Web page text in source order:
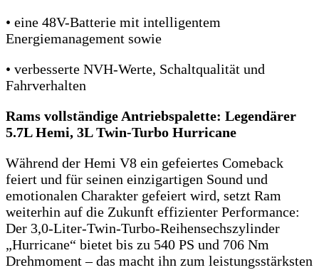
• eine 48V-Batterie mit intelligentem
Energiemanagement sowie
• verbesserte NVH-Werte, Schaltqualität und
Fahrverhalten
Rams vollständige Antriebspalette: Legendärer
5.7L Hemi, 3L Twin-Turbo Hurricane
Während der Hemi V8 ein gefeiertes Comeback
feiert und für seinen einzigartigen Sound und
emotionalen Charakter gefeiert wird, setzt Ram
weiterhin auf die Zukunft effizienter Performance:
Der 3,0-Liter-Twin-Turbo-Reihensechszylinder
„Hurricane“ bietet bis zu 540 PS und 706 Nm
Drehmoment – das macht ihn zum leistungsstärksten